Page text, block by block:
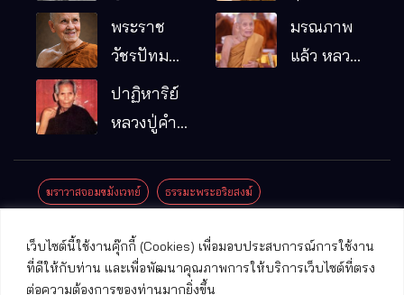
เว็บไซต์นี้ใช้งานคุ๊กกี้ (Cookies) เพื่อมอบประสบการณ์การใช้งาน
ที่ดีให้กับท่าน และเพื่อพัฒนาคุณภาพการให้บริการเว็บไซต์ที่ตรง
ต่อความต้องการของท่านมากยิ่งขึ้น
พระอริยเจ้า
ผู้เป็นบิดา
รมฐาน
หมากอื๋อ
พระราช
วัชรปัทม
คุณ (หลวง
ปู่บัวเกตุ
แล้ว วัดป่า
อ.แม่ริม
จ.เชียงใหม่
มรณภาพ
แล้ว หลวง
ปาฏิหาริย์
หลวงปู่คำ
มณี
ฆราวาสจอมขมังเวทย์ ธรรมะพระอริยสงฆ์
ปาฏิหาริย์พระเครื่อง